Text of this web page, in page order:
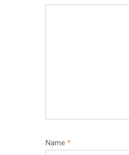
Name *